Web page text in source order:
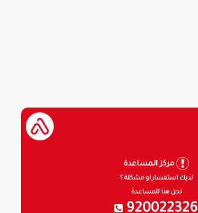
مركز المساعدة
لديك استفسار او مشكلة ؟
نحن هنا للمساعدة
920022326